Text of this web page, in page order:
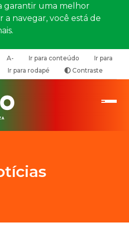
garantir uma melhor
a navegar, você está de
A- Ir para conteúdo
Ir para
Ir para rodapé Contraste